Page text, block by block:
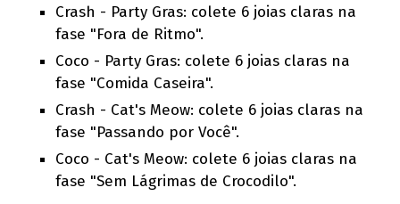
Crash - Party Gras: colete 6 joias claras na
fase "Fora de Ritmo".
Coco - Party Gras: colete 6 joias claras na
fase "Comida Caseira".
Crash - Cat's Meow: colete 6 joias claras na
fase "Passando por Você".
Coco - Cat's Meow: colete 6 joias claras na
fase "Sem Lágrimas de Crocodilo".